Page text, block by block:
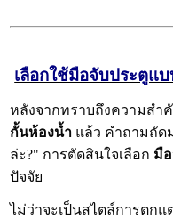
เลือกใช้มือจับประตูแ
หลังจากทราบถึงความสำ
กั้นห้องน้ำ แล้ว คำถามถัด
ล่ะ?" การตัดสินใจเลือก มื
ปัจจัย
ไม่ว่าจะเป็นสไตล์การตก